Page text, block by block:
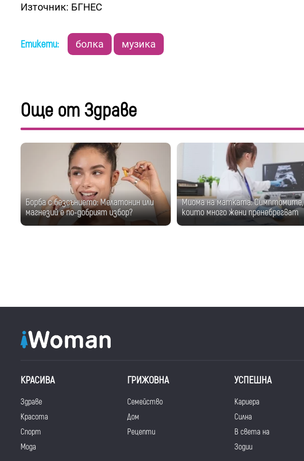
Източник: БГНЕС
Етикети: болка музика
Още от Здраве
Борба с безсънието: Мелатонин или
магнезий е по-добрият избор?
Миома на матката: Симптомите,
които много жени пренебрегват
КРАСИВА
Здраве
Красота
Спорт
Мода
ГРИЖОВНА
Семейство
Дом
Рецепти
УСПЕШНА
Кариера
Силна
В света на
Зодии